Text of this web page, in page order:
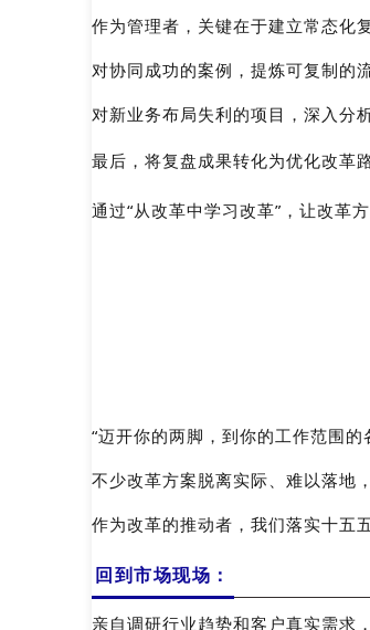
作为管理者，关键在于建立常态化
对协同成功的案例，提炼可复制的
对新业务布局失利的项目，深入分
最后，将复盘成果转化为优化改革
通过“从改革中学习改革”，让改革
“迈开你的两脚，到你的工作范围
不少改革方案脱离实际、难以落地
作为改革的推动者，我们落实十五
回到市场现场：
亲自调研行业趋势和客户真实需求